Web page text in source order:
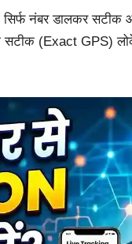
नंबर डालकर सटीक
सटीक (Exact GPS)